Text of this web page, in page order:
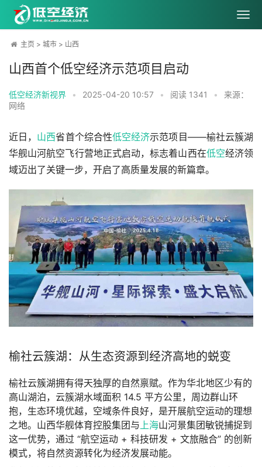
主页 > 城市 > 山西
山西首个低空经济示范项目启动
低空经济新视界 • 2025-04-20 10:57 • 阅读 1341 •
来源：
网络
近日， 山西省首个综合性低空经济示范项目——榆社云簇湖
华舰山河航空飞行营地正式启动，标志着山西在低空经济领
域迈出了关键一步，开启了高质量发展的新篇章。
榆社云簇湖：从生态资源到经济高地的蜕变
榆社云簇湖拥有得天独厚的自然禀赋。作为华北地区少有的
高山湖泊，云簇湖水域面积 14.5 平方公里，周边群山环
抱，生态环境优越，空域条件良好，是开展航空运动的理想
之地。山西华舰体育控股集团与上海山河景集团敏锐捕捉到
这一优势，通过 “航空运动 + 科技研发 + 文旅融合” 的创新
模式，将自然资源转化为经济发展动能。